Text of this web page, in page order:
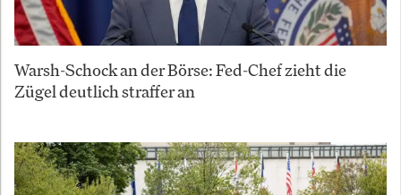
Warsh-Schock an der Börse: Fed-Chef zieht die
Zügel deutlich straffer an